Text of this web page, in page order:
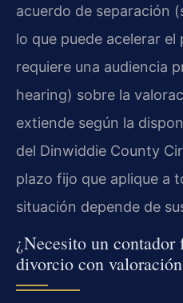
acuerdo de separación
lo que puede acelerar el
requiere una audiencia
hearing) sobre la
extiende según la
del Dinwiddie County
plazo fijo que aplique a
situación depende de
¿Necesito un contador
divorcio con